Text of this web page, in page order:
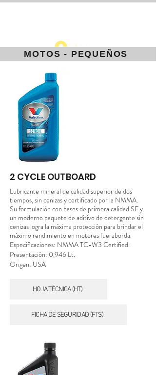
Iniciar sesión
MOTOS - PEQUEÑOS
2 CYCLE OUTBOARD
Lubricante mineral de calidad superior de dos
tiempos, sin cenizas y certificado por la NMMA.
Su formulación con bases de primera calidad SE y
un moderno paquete de aditivo de detergente sin
cenizas logra la máxima protección para brindar el
máximo rendimiento en motores fueraborda.
Especificaciones: NMMA TC-W3 Certified.
Presentación: 0,946 Lt.
Origen: USA
HOJA TÉCNICA (HT)
FICHA DE SEGURIDAD (FTS)